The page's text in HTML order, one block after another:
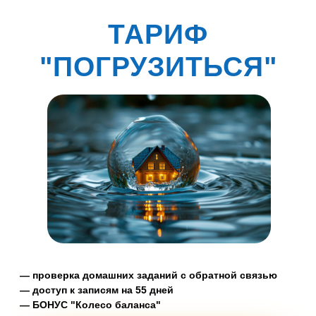
ТАРИФ
"ПОГРУЗИТЬСЯ"
— проверка домашних заданий с обратной связью
— доступ к записям на 55 дней
— БОНУС "Колесо баланса"